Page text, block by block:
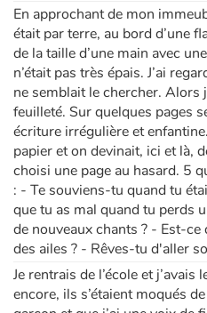
Apprendre les langues
Dyslexie, troubles de la lecture
Nos listes de lecture
Les plus lus
Coups de coeur
En approchant de mon
était par terre, au bord d’une
de la taille d’une main avec
n’était pas très épais. J’ai
ne semblait le chercher. Alors
feuilleté. Sur quelques pages
écriture irrégulière et
papier et on devinait, ici et là,
choisi une page au hasard. 5
: - Te souviens-tu quand tu
que tu as mal quand tu perds
de nouveaux chants ? - Est-
des ailes ? - Rêves-tu d'aller
Je rentrais de l’école et
encore, ils s’étaient moqués